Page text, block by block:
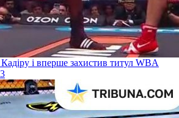
Кадіру і вперше захистив титул WBA